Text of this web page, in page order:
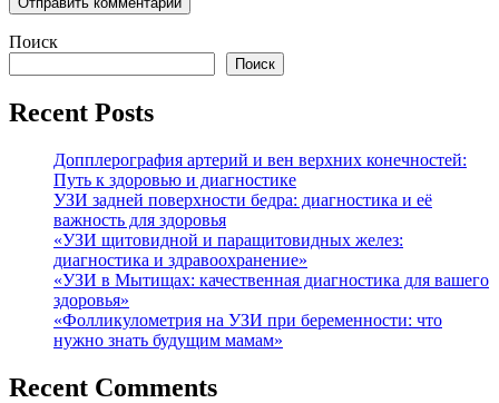
Поиск
Поиск
Recent Posts
Допплерография артерий и вен верхних конечностей:
Путь к здоровью и диагностике
УЗИ задней поверхности бедра: диагностика и её
важность для здоровья
«УЗИ щитовидной и паращитовидных желез:
диагностика и здравоохранение»
«УЗИ в Мытищах: качественная диагностика для вашего
здоровья»
«Фолликулометрия на УЗИ при беременности: что
нужно знать будущим мамам»
Recent Comments